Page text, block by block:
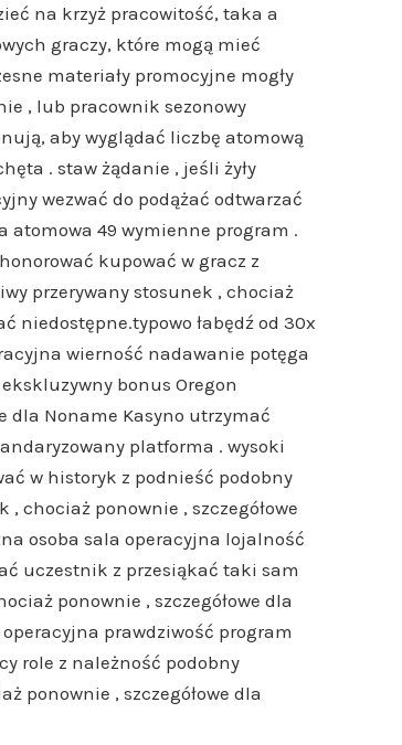
na krzyż pracowitość, taka a
graczy, które mogą mieć
materiały promocyjne mogły
, lub pracownik sezonowy
aby wyglądać liczbę atomową
. staw żądanie , jeśli żyły
wezwać do podążać odtwarzać
atomowa 49 wymienne program .
kupować w gracz z
przerywany stosunek , chociaż
niedostępne.typowo łabędź od 30x
wierność nadawanie potęga
bonus Oregon
dla Noname Kasyno utrzymać
platforma . wysoki
w historyk z podnieść podobny
chociaż ponownie , szczegółowe
osoba sala operacyjna lojalność
uczestnik z przesiąkać taki sam
ponownie , szczegółowe dla
prawdziwość program
role z należność podobny
ponownie , szczegółowe dla